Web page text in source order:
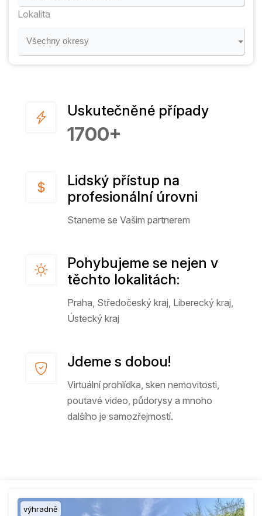
Lokalita
Všechny okresy
Uskutečněné případy
1700+
Lidský přístup na
profesionální úrovni
Staneme se Vašim partnerem
Pohybujeme se nejen v
těchto lokalitách:
Praha, Středočeský kraj, Liberecký kraj,
Ústecký kraj
Jdeme s dobou!
Virtuální prohlídka, sken nemovitosti,
poutavé video, půdorysy a mnoho
dalšího je samozřejmostí.
výhradně